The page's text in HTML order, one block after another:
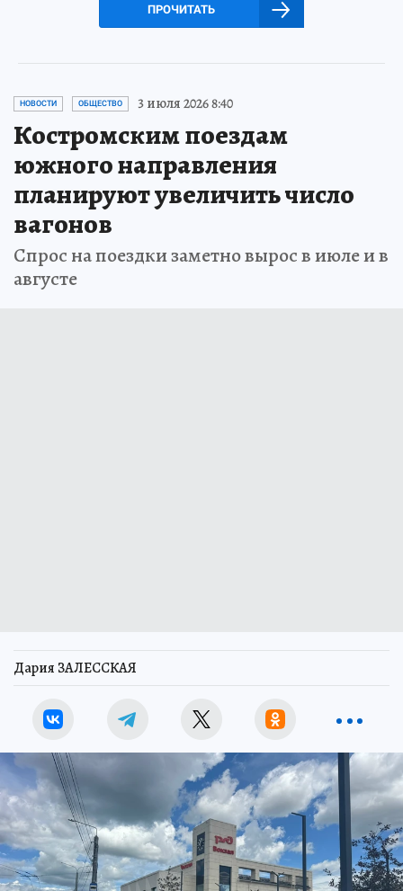
ПРОЧИТАТЬ
НОВОСТИ ОБЩЕСТВО 3 июля 2026 8:40
Костромским поездам
южного направления
планируют увеличить число
вагонов
Спрос на поездки заметно вырос в июле и в
августе
Дария ЗАЛЕССКАЯ